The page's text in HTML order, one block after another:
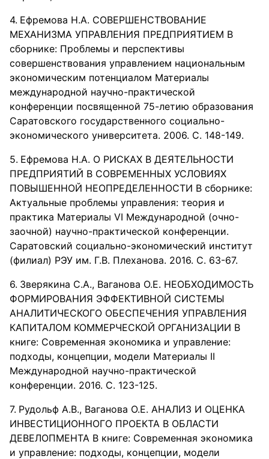
Ефремова Н.А. СОВЕРШЕНСТВОВАНИЕ
МЕХАНИЗМА УПРАВЛЕНИЯ ПРЕДПРИЯТИЕМ В
сборнике: Проблемы и перспективы
совершенствования управлением национальным
экономическим потенциалом Материалы
международной научно-практической
конференции посвященной 75-летию образования
Саратовского государственного социально-
экономического университета. 2006. С. 148-149.
Ефремова Н.А. О РИСКАХ В ДЕЯТЕЛЬНОСТИ
ПРЕДПРИЯТИЙ В СОВРЕМЕННЫХ УСЛОВИЯХ
ПОВЫШЕННОЙ НЕОПРЕДЕЛЕННОСТИ В сборнике:
Актуальные проблемы управления: теория и
практика Материалы VI Международной (очно-
заочной) научно-практической конференции.
Саратовский социально-экономический институт
(филиал) РЭУ им. Г.В. Плеханова. 2016. С. 63-67.
Зверякина С.А., Ваганова О.Е. НЕОБХОДИМОСТЬ
ФОРМИРОВАНИЯ ЭФФЕКТИВНОЙ СИСТЕМЫ
АНАЛИТИЧЕСКОГО ОБЕСПЕЧЕНИЯ УПРАВЛЕНИЯ
КАПИТАЛОМ КОММЕРЧЕСКОЙ ОРГАНИЗАЦИИ В
книге: Современная экономика и управление:
подходы, концепции, модели Материалы II
Международной научно-практической
конференции. 2016. С. 123-125.
Рудольф А.В., Ваганова О.Е. АНАЛИЗ И ОЦЕНКА
ИНВЕСТИЦИОННОГО ПРОЕКТА В ОБЛАСТИ
ДЕВЕЛОПМЕНТА В книге: Современная экономика
и управление: подходы, концепции, модели